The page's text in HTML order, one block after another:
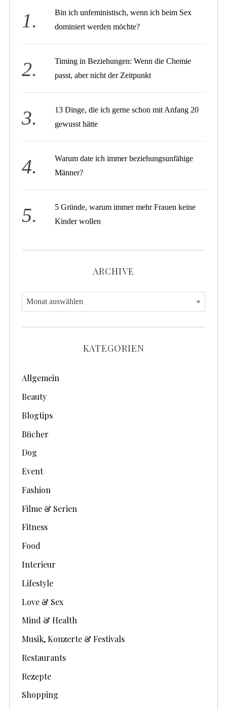
Bin ich unfeministisch, wenn ich beim Sex
dominiert werden möchte?
Timing in Beziehungen: Wenn die Chemie
passt, aber nicht der Zeitpunkt
13 Dinge, die ich gerne schon mit Anfang 20
gewusst hätte
Warum date ich immer beziehungsunfähige
Männer?
5 Gründe, warum immer mehr Frauen keine
Kinder wollen
ARCHIVE
A
r
c
e
KATEGORIEN
Allgemein
Beauty
Blogtips
Bücher
Dog
Event
Fashion
Filme & Serien
Fitness
Food
Interieur
Lifestyle
Love & Sex
Mind & Health
Musik, Konzerte & Festivals
Restaurants
Rezepte
Shopping